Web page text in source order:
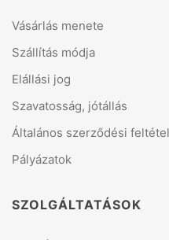
Vásárlás menete
Szállítás módja
Elállási jog
Szavatosság, jótállás
Általános szerződési
Pályázatok
SZOLGÁLTATÁSOK